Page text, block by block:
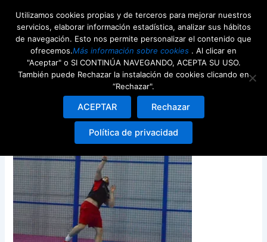
contenido
img-ranking-home
Deja un comentario / Porwebdeenjoy/19th julio 2024
Utilizamos cookies propias y de terceros para mejorar nuestros
servicios, elaborar información estadística, analizar sus hábitos
de navegación. Esto nos permite personalizar el contenido que
ofrecemos.Más información sobre cookies . Al clicar en
"Aceptar" o SI CONTINÚA NAVEGANDO, ACEPTA SU USO.
También puede Rechazar la instalación de cookies clicando en
“Rechazar".
ACEPTAR Rechazar
Política de privacidad